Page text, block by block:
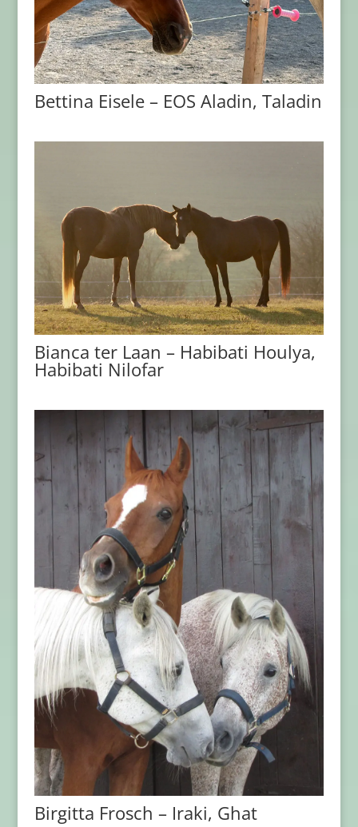
Bettina Eisele – EOS Aladin, Taladin
Bianca ter Laan – Habibati Houlya,
Habibati Nilofar
Birgitta Frosch – Iraki, Ghat